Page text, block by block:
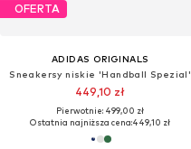
OFERTA
ADIDAS ORIGINALS
Sneakersy niskie 'Handball Spezial'
449,10 zł
Pierwotnie: 499,00 zł
Ostatnia najniższa cena:449,10 zł